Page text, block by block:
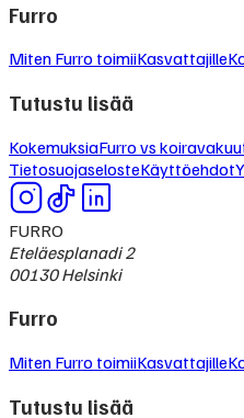
Furro
Miten Furro toimiiKasvattajille
Tutustu lisää
KokemuksiaFurro vs
TietosuojaselosteKäyttöehdot
FURRO
Eteläesplanadi 2
00130 Helsinki
Furro
Miten Furro toimiiKasvattajille
Tutustu lisää